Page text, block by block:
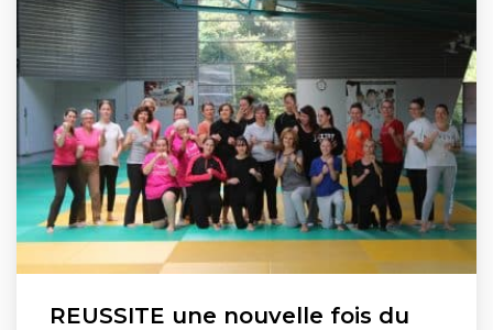
REUSSITE une nouvelle fois du